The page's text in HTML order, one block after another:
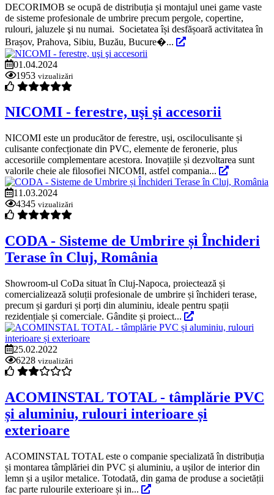
DECORIMOB se ocupă de distribuția și montajul unei game vaste
de sisteme profesionale de umbrire precum pergole, copertine,
rulouri, jaluzele şi nu numai. Societatea își desfășoară activitatea în
Brașov, Prahova, Sibiu, Buzău, Bucure�...
01.04.2024
1953 vizualizări
NICOMI - ferestre, uşi şi accesorii
NICOMI este un producător de ferestre, uși, osciloculisante și
culisante confecționate din PVC, elemente de feronerie, plus
accesoriile complementare acestora. Inovațiile și dezvoltarea sunt
valorile cheie ale filosofiei NICOMI, astfel compania...
11.03.2024
4345 vizualizări
CODA - Sisteme de Umbrire și Închideri
Terase în Cluj, România
Showroom-ul CoDa situat în Cluj-Napoca, proiectează și
comercializează soluții profesionale de umbrire și închideri terase,
precum și garduri și porți din aluminiu, ideale pentru spații
rezidențiale și comerciale. Gândite și proiect...
25.02.2022
6228 vizualizări
ACOMINSTAL TOTAL - tâmplărie PVC
și aluminiu, rulouri interioare și
exterioare
ACOMINSTAL TOTAL este o companie specializată în distribuția
și montarea tâmplăriei din PVC și aluminiu, a ușilor de interior din
lemn și a ușilor metalice. Totodată, din gama de produse a societății
fac parte rulourile exterioare și in...